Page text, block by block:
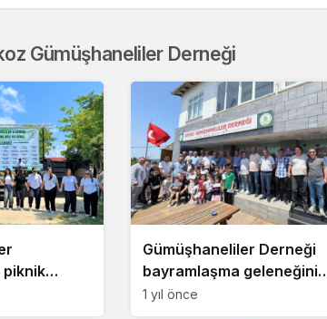
Gümüşhaneliler Derneği
piknik
Gümüşhaneliler Derneği
bayramlaşma geleneğini
sürdürdü
1 yıl önce